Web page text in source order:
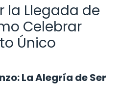
la Llegada de
Celebrar
Único
La Alegría de Ser